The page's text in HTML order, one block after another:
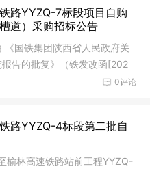
路YYZQ-7标段项目自购
道）采购招标公告
《国铁集团陕西省人民政府关
告的批复》（铁发改函[202
0评论
路YYZQ-4标段第二批自
榆林高速铁路站前工程YYZQ-